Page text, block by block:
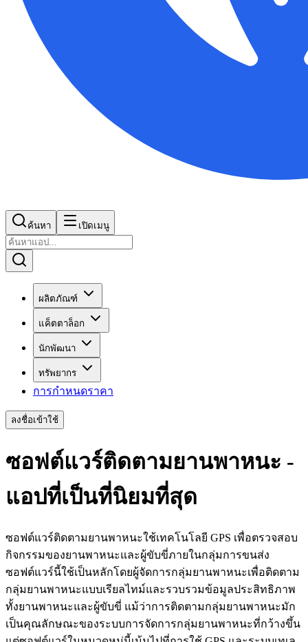
ค้นหา เปิดเมนู
ผลิตภัณฑ์
แค็ตตาล็อก
นักพัฒนา
ทรัพยากร
การกำหนดราคา
ลงชื่อเข้าใช้
ซอฟต์แวร์ติดตามยานพาหนะ -
แอปที่เป็นที่นิยมที่สุด
ซอฟต์แวร์ติดตามยานพาหนะใช้เทคโนโลยี GPS เพื่อตรวจสอบ
กิจกรรมของยานพาหนะและผู้ขับขี่ภายในกลุ่มการขนส่ง
ซอฟต์แวร์นี้ใช้เป็นหลักโดยผู้จัดการกลุ่มยานพาหนะเพื่อติดตาม
กลุ่มยานพาหนะแบบเรียลไทม์และรวบรวมข้อมูลประสิทธิภาพ
ทั้งยานพาหนะและผู้ขับขี่ แม้ว่าการติดตามกลุ่มยานพาหนะมัก
เป็นคุณลักษณะของระบบการจัดการกลุ่มยานพาหนะที่กว้างขึ้น